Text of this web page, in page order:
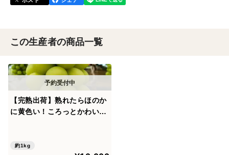
この生産者の商品一覧
【完熟出荷】熟れたらほのか
に黄色い！ころっとかわいい
約1kg